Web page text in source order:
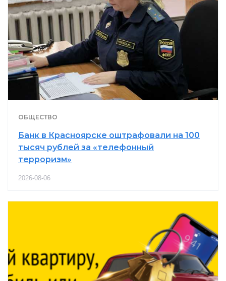
ОБЩЕСТВО
Банк в Красноярске оштрафовали на 100
тысяч рублей за «телефонный
терроризм»
2026-08-06